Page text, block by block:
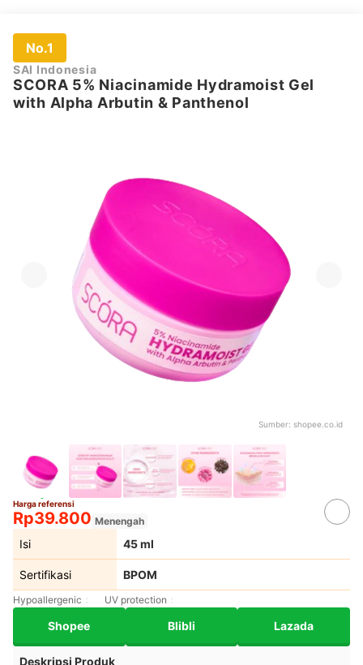
No.1
SAI Indonesia
SCORA 5% Niacinamide Hydramoist Gel
with Alpha Arbutin & Panthenol
Sumber: shopee.co.id
Harga referensi
Rp39.800 Menengah
Isi 45 ml
Sertifikasi BPOM
Hypoallergenic UV protection
Shopee Blibli Lazada
Deskripsi Produk